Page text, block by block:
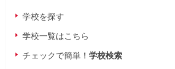
学校を探す
学校一覧はこちら
チェックで簡単！ 学校検索